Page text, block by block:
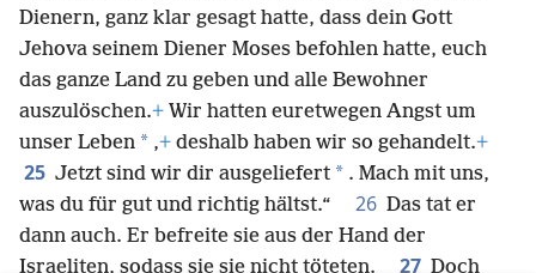
Dienern, ganz klar gesagt hatte, dass dein Gott
Jehova seinem Diener Moses befohlen hatte, euch
das ganze Land zu geben und alle Bewohner
auszulöschen.+ Wir hatten euretwegen Angst um
unser Leben * ,+ deshalb haben wir so gehandelt.+
25 Jetzt sind wir dir ausgeliefert * . Mach mit uns,
was du für gut und richtig hältst.“
26 Das tat er
dann auch. Er befreite sie aus der Hand der
Israeliten, sodass sie sie nicht töteten.
27 Doch